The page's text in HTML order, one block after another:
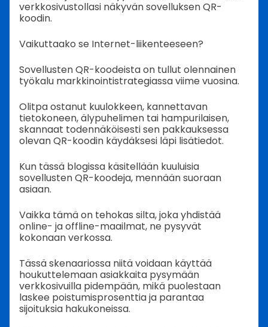
verkkosivustollasi näkyvän sovelluksen QR-
koodin.
Vaikuttaako se Internet-liikenteeseen?
Sovellusten QR-koodeista on tullut olennainen
työkalu markkinointistrategiassa viime vuosina.
Olitpa ostanut kuulokkeen, kannettavan
tietokoneen, älypuhelimen tai hampurilaisen,
skannaat todennäköisesti sen pakkauksessa
olevan QR-koodin käydäksesi läpi lisätiedot.
Kun tässä blogissa käsitellään kuuluisia
sovellusten QR-koodeja, mennään suoraan
asiaan.
Vaikka tämä on tehokas silta, joka yhdistää
online- ja offline-maailmat, ne pysyvät
kokonaan verkossa.
Tässä skenaariossa niitä voidaan käyttää
houkuttelemaan asiakkaita pysymään
verkkosivuilla pidempään, mikä puolestaan
laskee poistumisprosenttia ja parantaa
sijoituksia hakukoneissa.